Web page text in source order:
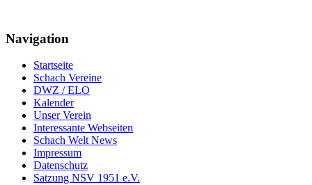
Navigation
Startseite
Schach Vereine
DWZ / ELO
Kalender
Unser Verein
Interessante Webseiten
Schach Welt News
Impressum
Datenschutz
Satzung NSV 1951 e.V.